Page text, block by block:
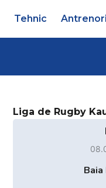
Tehnic Antrenori
Liga de Rugby